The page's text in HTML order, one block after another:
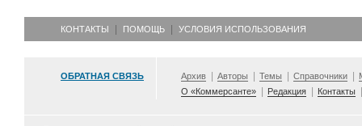
КОНТАКТЫ ПОМОЩЬ УСЛОВИЯ ИСПОЛЬЗОВАНИЯ
ОБРАТНАЯ СВЯЗЬ Архив Авторы Темы Справочники
О «Коммерсанте»
Редакция Контакты